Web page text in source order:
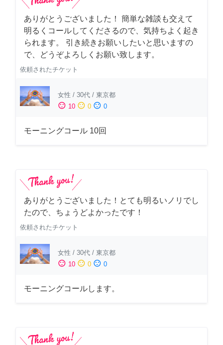
ありがとうございました！ 簡単な雑談も交えて
明るくコールしてくださるので、気持ちよく起き
られます。 引き続きお願いしたいと思いますの
で、どうぞよろしくお願い致します。
依頼されたチケット
女性 / 30代 / 東京都
sentiment_satisfied 10 sentiment_neutral 0 sentiment_dissatisfied 0
モーニングコール 10回
ありがとうございました！とても明るいノリでし
たので、ちょうどよかったです！
依頼されたチケット
女性 / 30代 / 東京都
sentiment_satisfied 10 sentiment_neutral 0 sentiment_dissatisfied 0
モーニングコールします。